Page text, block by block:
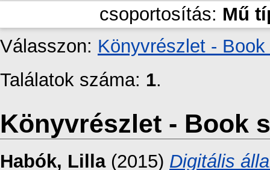
csoportosítás: Mű
Válasszon: Könyvrészlet -
Találatok száma: 1.
Könyvrészlet - Book
Habók, Lilla(2015) Digitális